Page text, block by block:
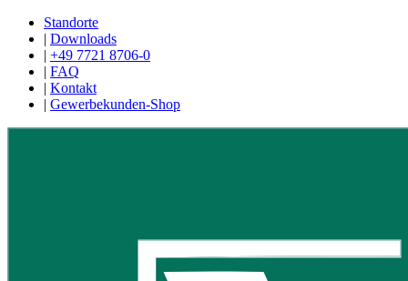
Standorte
| Downloads
| +49 7721 8706-0
| FAQ
| Kontakt
| Gewerbekunden-Shop